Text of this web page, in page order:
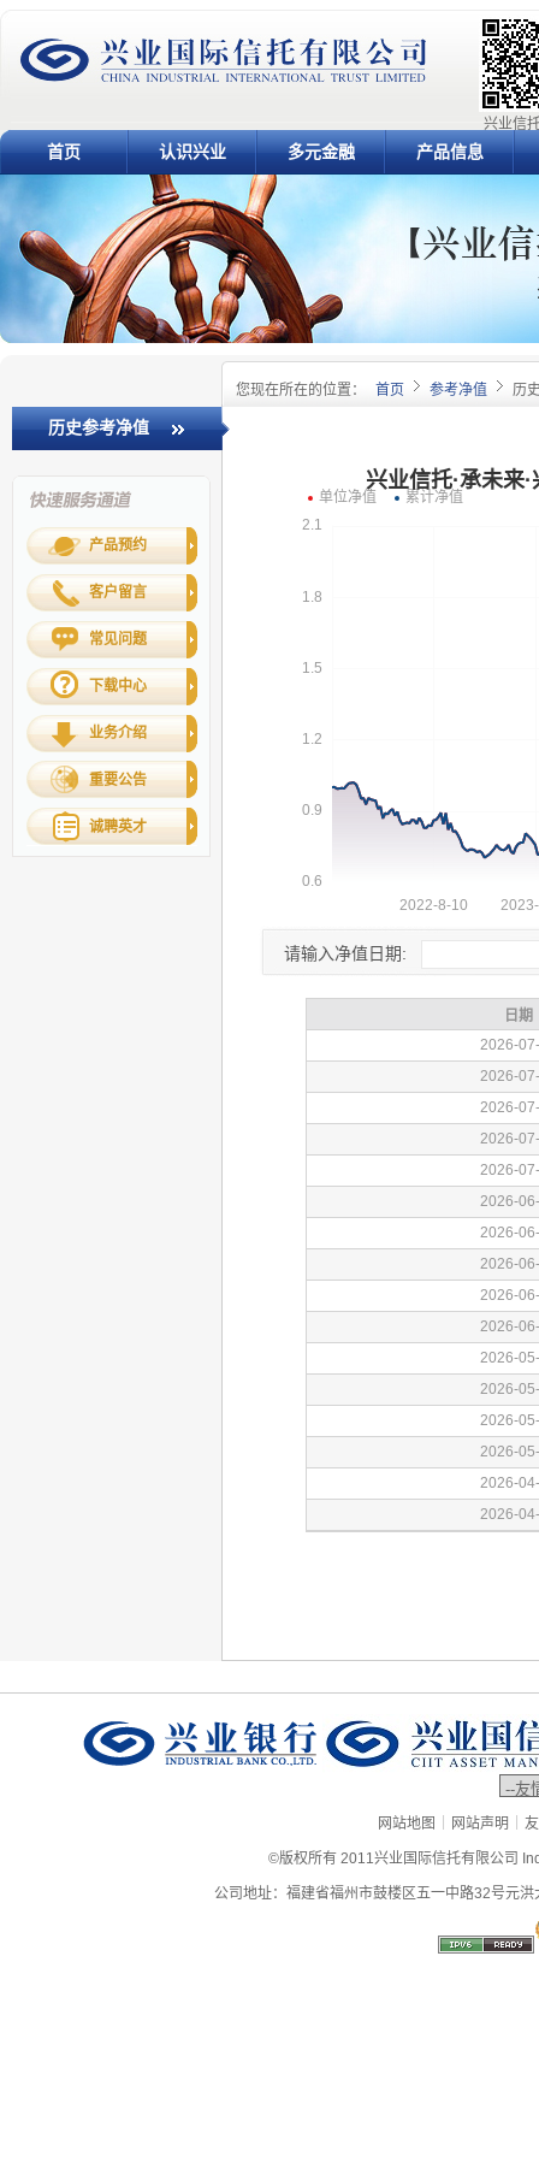
兴业信
首页 认识兴业 多元金融 产品信息
您现在所在的位置： 首页 参考净值 历
历史参考净值
产品预约
客户留言
常见问题
下载中心
业务介绍
重要公告
诚聘英才
请输入净值日期:
网站地图 | 网站声明 |
©版权所有 2011兴业国际信托有限公司
公司地址：福建省福州市鼓楼区五一中路32号元